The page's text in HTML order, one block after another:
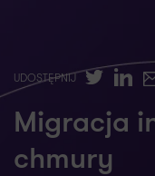
UDOSTĘPNIJ Twitter
Migracja
chmury